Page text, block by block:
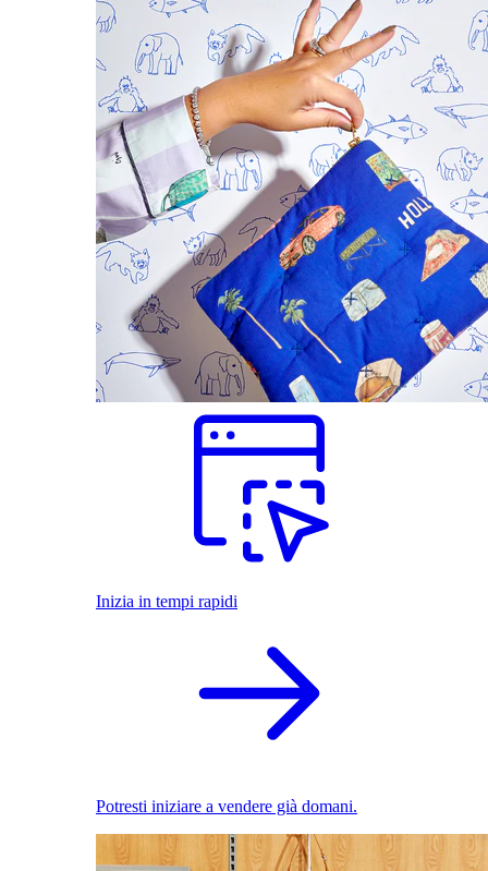
Inizia in tempi rapidi
Potresti iniziare a vendere già domani.